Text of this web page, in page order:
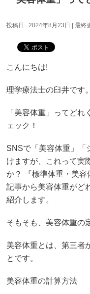
投稿日 : 2024年8月23日 最終
こんにちは!
理学療法士の臼井です。
「美容体重」ってど
ェック！
SNSで「美容体重」「
けますが、これって実
か？ 『標準体重・美容
記事から美容体重がど
紹介します。
そもそも、美容体重の
美容体重とは、第三者
とです。
美容体重の計算方法